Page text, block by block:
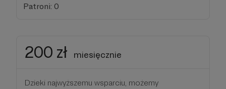
Patroni: 0
200 zł miesięcznie
Dzieki najwyższemu wsparciu, możemy